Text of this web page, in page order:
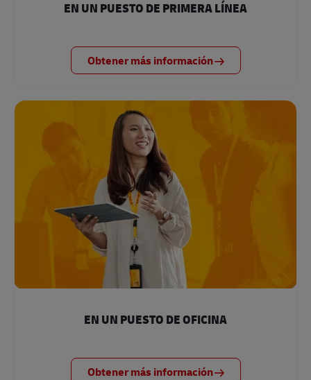
EN UN PUESTO DE PRIMERA LÍNEA
Obtener más información
EN UN PUESTO DE OFICINA
Obtener más información